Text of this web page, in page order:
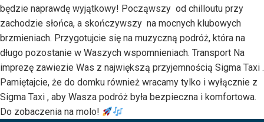
będzie naprawdę wyjątkowy! Począwszy od chilloutu przy
zachodzie słońca, a skończywszy na mocnych klubowych
brzmieniach. Przygotujcie się na muzyczną podróż, która na
długo pozostanie w Waszych wspomnieniach. Transport Na
imprezę zawiezie Was z największą przyjemnością Sigma Taxi .
Pamiętajcie, że do domku również wracamy tylko i wyłącznie z
Sigma Taxi , aby Wasza podróż była bezpieczna i komfortowa.
Do zobaczenia na molo!